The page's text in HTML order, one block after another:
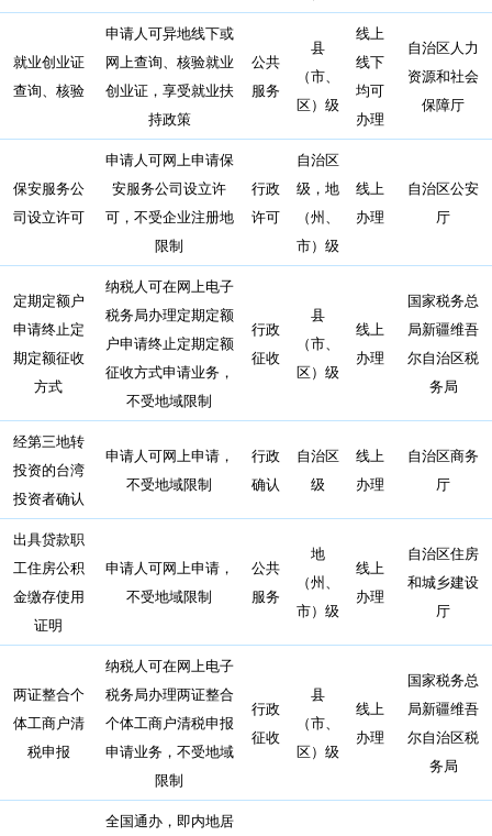
就业创业证
查询、核验
申请人可异地线下或
网上查询、核验就业
创业证，享受就业扶
持政策
公共
服务
县
（市、
区）级
线上
线下
均可
办理
自治区人力
资源和社会
保障厅
保安服务公
司设立许可
申请人可网上申请保
安服务公司设立许
可，不受企业注册地
限制
行政
许可
自治区
级，地
（州、
市）级
线上
办理
自治区公安
厅
定期定额户
申请终止定
期定额征收
方式
纳税人可在网上电子
税务局办理定期定额
户申请终止定期定额
征收方式申请业务，
不受地域限制
行政
征收
县
（市、
区）级
线上
办理
国家税务总
局新疆维吾
尔自治区税
务局
经第三地转
投资的台湾
投资者确认
申请人可网上申请，
不受地域限制
行政
确认
自治区
级
线上
办理
自治区商务
厅
出具贷款职
工住房公积
金缴存使用
证明
申请人可网上申请，
不受地域限制
公共
服务
地
（州、
市）级
线上
办理
自治区住房
和城乡建设
厅
两证整合个
体工商户清
税申报
纳税人可在网上电子
税务局办理两证整合
个体工商户清税申报
申请业务，不受地域
限制
行政
征收
县
（市、
区）级
线上
办理
国家税务总
局新疆维吾
尔自治区税
务局
全国通办，即内地居